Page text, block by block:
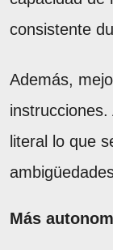
consistente
Además,
literal lo que
Más